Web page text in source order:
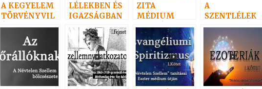
A KEGYELEM
TÖRVÉNYVIL
ÁGA
LÉLEKBEN ÉS
IGAZSÁGBAN
II.
ZITA
MÉDIUM
MEDIÁLIS
KÖZLÉSEI
A
SZENTLÉLEK
AZ UTOLSÓ
IDŐKBEN